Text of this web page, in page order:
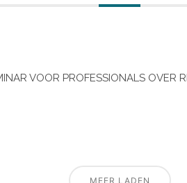
VOOR PROFESSIONALS OVER
MEER LADEN